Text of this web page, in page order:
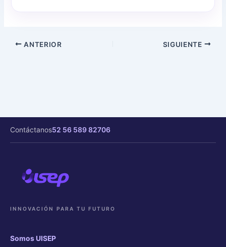
ANTERIOR SIGUIENTE
Contáctanos52 56 589 82706
INNOVACIÓN PARA TU FUTURO
Somos UISEP